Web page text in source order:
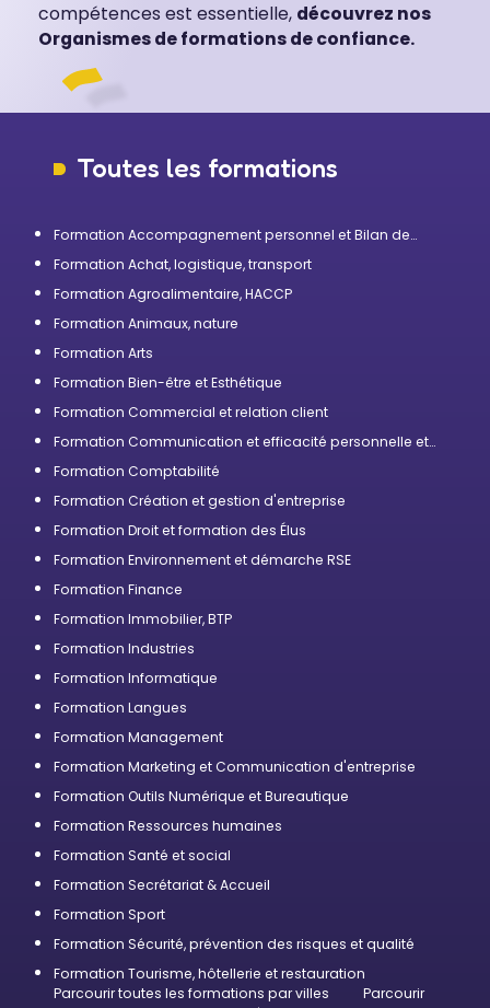
compétences est essentielle, découvrez nos
Organismes de formations de confiance.
Toutes les formations
Formation Accompagnement personnel et Bilan de
Formation Achat, logistique, transport
Formation Agroalimentaire, HACCP
Formation Animaux, nature
Formation Arts
Formation Bien-être et Esthétique
Formation Commercial et relation client
Formation Communication et efficacité personnelle et
Formation Comptabilité
Formation Création et gestion d'entreprise
Formation Droit et formation des Élus
Formation Environnement et démarche RSE
Formation Finance
Formation Immobilier, BTP
Formation Industries
Formation Informatique
Formation Langues
Formation Management
Formation Marketing et Communication d'entreprise
Formation Outils Numérique et Bureautique
Formation Ressources humaines
Formation Santé et social
Formation Secrétariat & Accueil
Formation Sport
Formation Sécurité, prévention des risques et qualité
Formation Tourisme, hôtellerie et restauration
Parcourir toutes les formations par villes
Parcourir